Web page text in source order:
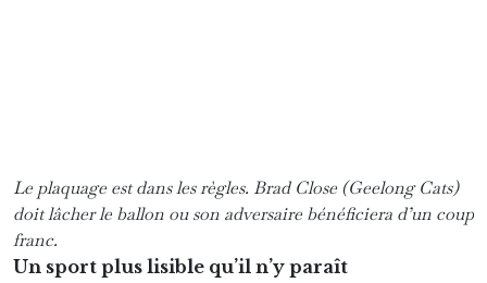
Il est admis que le footy a été inventé à la fin des
années 1850 par un certain Tom Wills, un natif
de la région de Melbourne qui, après ses études
en Angleterre, a ramené sur sa terre natale le